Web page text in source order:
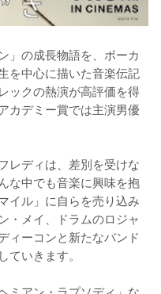
」の成長物語を、ボーカ
を中心に描いた音楽伝記
ックの熱演が高評価を得
カデミー賞では主演男優
レディは、差別を受けな
な中でも音楽に興味を抱
イル」に自らを売り込み
・メイ、ドラムのロジャ
ィーコンと新たなバンド
ていきます。